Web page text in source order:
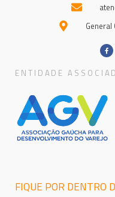
ENTIDADE
FIQUE POR DENTRO